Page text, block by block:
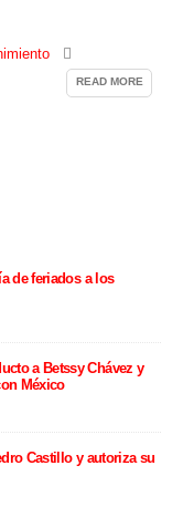
READ MORE
de feriados a los
a Betssy Chávez y
México
Castillo y autoriza su